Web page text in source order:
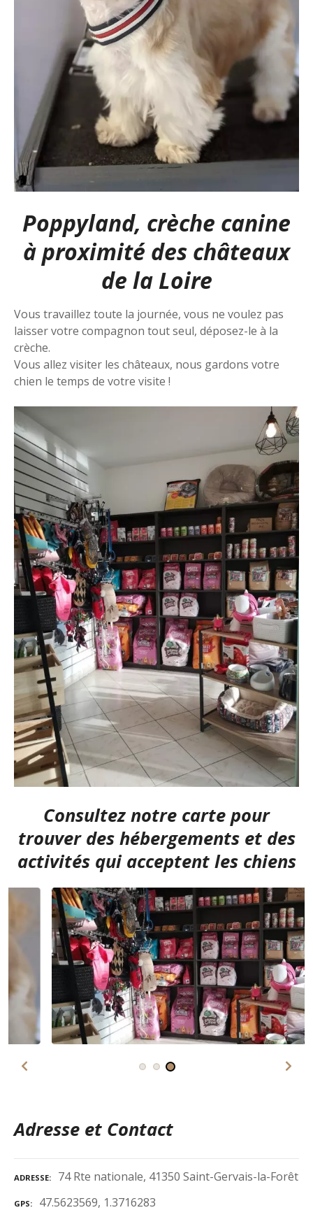
Poppyland, crèche canine
à proximité des châteaux
de la Loire
Vous travaillez toute la journée, vous ne voulez pas
laisser votre compagnon tout seul, déposez-le à la
crèche.
Vous allez visiter les châteaux, nous gardons votre
chien le temps de votre visite !
Consultez notre carte pour
trouver des hébergements et des
activités qui acceptent les chiens
Adresse et Contact
ADRESSE 74 Rte nationale, 41350 Saint-Gervais-la-Forêt
GPS 47.5623569, 1.3716283